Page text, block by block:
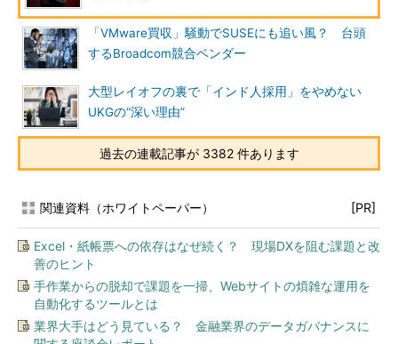
「VMware買収」騒動でSUSEにも追い風？ 台頭
するBroadcom競合ベンダー
大型レイオフの裏で「インド人採用」をやめない
UKGの“深い理由”
過去の連載記事が 3382 件あります
関連資料（ホワイトペーパー） [PR]
Excel・紙帳票への依存はなぜ続く？ 現場DXを阻む課題と改
善のヒント
手作業からの脱却で課題を一掃、Webサイトの煩雑な運用を
自動化するツールとは
業界大手はどう見ている？ 金融業界のデータガバナンスに